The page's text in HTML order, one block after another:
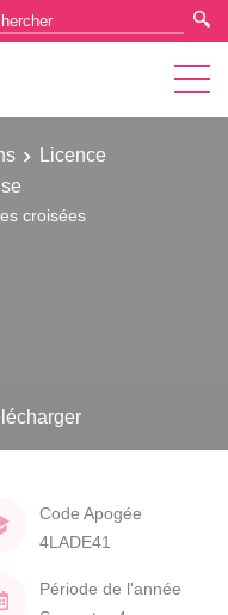
Licence
croisées
Code Apogée
4LADE41
Période de l'année